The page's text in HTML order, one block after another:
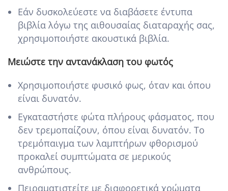
Εάν δυσκολεύεστε να διαβάσετε έντυπα
βιβλία λόγω της αιθουσαίας διαταραχής σας,
χρησιμοποιήστε ακουστικά βιβλία.
Μειώστε την αντανάκλαση του φωτός
Χρησιμοποιήστε φυσικό φως, όταν και όπου
είναι δυνατόν.
Εγκαταστήστε φώτα πλήρους φάσματος, που
δεν τρεμοπαίζουν, όπου είναι δυνατόν. Το
τρεμόπαιγμα των λαμπτήρων φθορισμού
προκαλεί συμπτώματα σε μερικούς
ανθρώπους.
Πειραματιστείτε με διαφορετικά χρώματα